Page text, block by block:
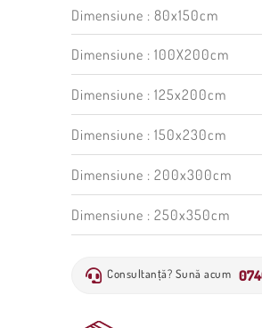
Dimensiune : 80x150cm
Dimensiune : 100X200cm
Dimensiune : 125x200cm
Dimensiune : 150x230cm
Dimensiune : 200x300cm
Dimensiune : 250x350cm
Consultanță? Sună acum